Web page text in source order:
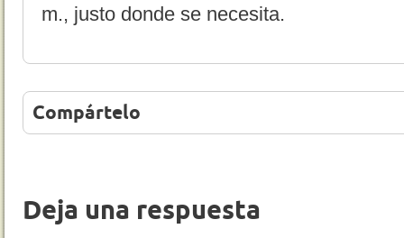
m., justo donde se necesita.
Compártelo
Deja una respuesta